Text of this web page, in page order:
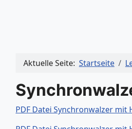
Aktuelle Seite: Startseite
PDF Datei Synchronwalzer mit